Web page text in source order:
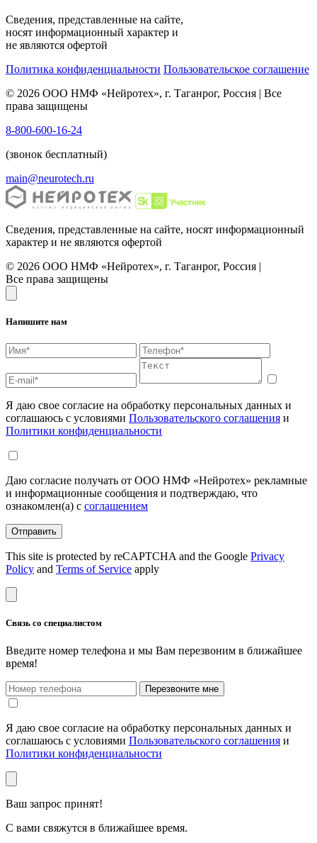
Сведения, представленные на сайте,
носят информационный характер и
не являются офертой
Политика конфиденциальности Пользовательское соглашение
© 2026 ООО НМФ «Нейротех», г. Таганрог, Россия | Все
права защищены
8-800-600-16-24
(звонок бесплатный)
main@neurotech.ru
Сведения, представленные на сайте, носят информационный
характер и не являются офертой
© 2026 ООО НМФ «Нейротех», г. Таганрог, Россия |
Все права защищены
Напишите нам
Я даю свое согласие на обработку персональных данных и
соглашаюсь с условиями Пользовательского соглашения и
Политики конфиденциальности
Даю согласие получать от ООО НМФ «Нейротех» рекламные
и информационные сообщения и подтверждаю, что
ознакомлен(а) с соглашением
Отправить
This site is protected by reCAPTCHA and the Google Privacy
Policy and Terms of Service apply
Связь со специалистом
Введите номер телефона и мы Вам перезвоним в ближайшее
время!
Перезвоните мне
Я даю свое согласие на обработку персональных данных и
соглашаюсь с условиями Пользовательского соглашения и
Политики конфиденциальности
Ваш запрос принят!
С вами свяжутся в ближайшее время.